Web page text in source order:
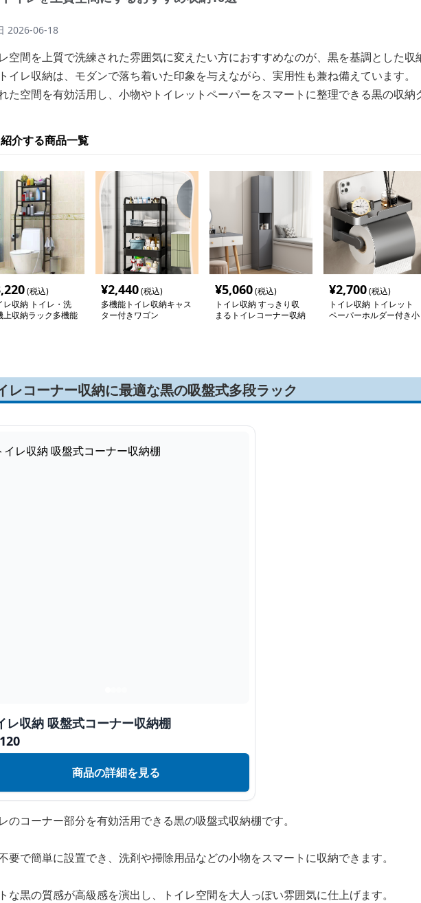
2026-06-18
空間を上質で洗練された雰囲気に変えたい方におすすめなのが、黒を基調とした収
イレ収納は、モダンで落ち着いた印象を与えながら、実用性も兼ね備えています。
た空間を有効活用し、小物やトイレットペーパーをスマートに整理できる黒の収納
介する商品一覧
(税込)
レ収納 トイレ・洗
上収納ラック多機能
¥2,440(税込)
多機能トイレ収納キャス
ター付きワゴン
¥5,060(税込)
トイレ収納 すっきり収
まるトイレコーナー収納
¥2,700(税込)
トイレ収納 トイレット
ペーパーホルダー付き小
レコーナー収納に最適な黒の吸盤式多段ラック
レ収納 吸盤式コーナー収納棚
商品の詳細を見る
のコーナー部分を有効活用できる黒の吸盤式収納棚です。
要で簡単に設置でき、洗剤や掃除用品などの小物をスマートに収納できます。
な黒の質感が高級感を演出し、トイレ空間を大人っぽい雰囲気に仕上げます。